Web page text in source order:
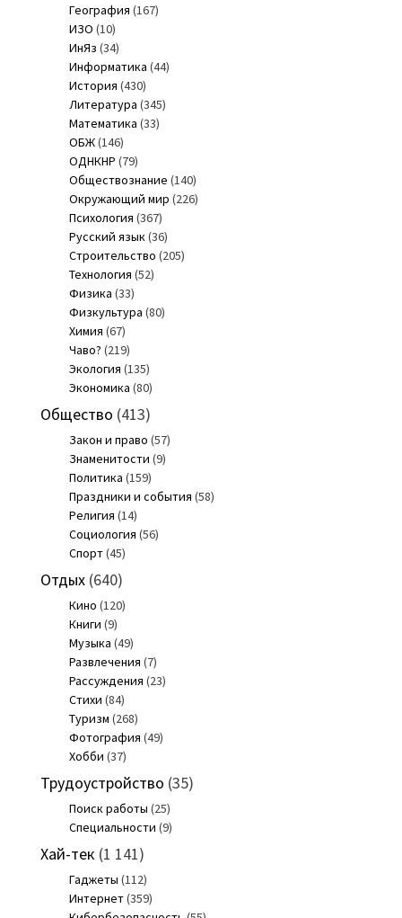
География (167)
ИЗО (10)
ИнЯз (34)
Информатика (44)
История (430)
Литература (345)
Математика (33)
ОБЖ(146)
ОДНКНР (79)
Обществознание (140)
Окружающий мир (226)
Психология (367)
Русский язык(36)
Строительство (205)
Технология (52)
Физика (33)
Физкультура (80)
Химия (67)
Чаво? (219)
Экология (135)
Экономика (80)
Общество (413)
Закон и право (57)
Знаменитости (9)
Политика (159)
Праздники и события (58)
Религия (14)
Социология (56)
Спорт(45)
Отдых(640)
Кино (120)
Книги (9)
Музыка (49)
Развлечения (7)
Рассуждения (23)
Стихи (84)
Туризм (268)
Фотография (49)
Хобби (37)
Трудоустройство (35)
Поиск работы (25)
Специальности (9)
Хай-тек (1 141)
Гаджеты (112)
Интернет(359)